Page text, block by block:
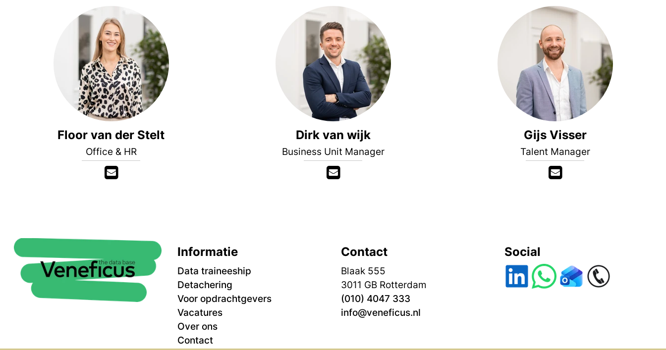
Floor van der Stelt
Office & HR
Dirk van wijk
Business Unit Manager
Gijs Visser
Talent Manager
Informatie
Data traineeship
Detachering
Voor opdrachtgevers
Vacatures
Over ons
Contact
Contact
Blaak 555
3011 GB Rotterdam
(010) 4047 333
info@veneficus.nl
Social